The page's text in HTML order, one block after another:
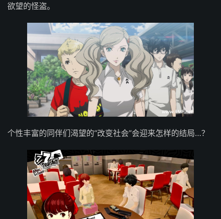
欲望的怪盗。
个性丰富的同伴们渴望的“改变社会”会迎来怎样的结局…？